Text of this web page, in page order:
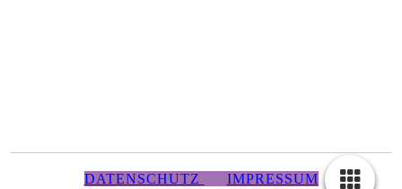
DATENSCHUTZ IMPRESSUM